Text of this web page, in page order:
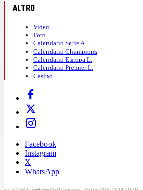
ALTRO
Video
Foto
Calendario Serie A
Calendario Champions
Calendario Europa L.
Calendario Premier L.
Casinò
Facebook
Instagram
X
WhatsApp